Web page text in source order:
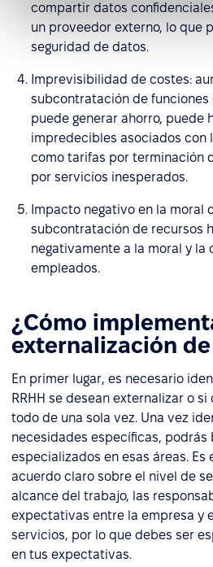
compartir datos
un proveedor externo, lo que
seguridad de datos.
Imprevisibilidad de costes:
subcontratación de funciones
puede generar ahorro, puede
impredecibles asociados con
como tarifas por terminación
por servicios inesperados.
Impacto negativo en la moral
subcontratación de recursos
negativamente a la moral y la
empleados.
¿Cómo
externalización de
En primer lugar, es necesario
RRHH se desean externalizar o
todo de una sola vez. Una vez
necesidades específicas, podrás
especializados en esas áreas.
acuerdo claro sobre el nivel de
alcance del trabajo, las
expectativas entre la empresa y
servicios, por lo que debes ser
en tus expectativas.